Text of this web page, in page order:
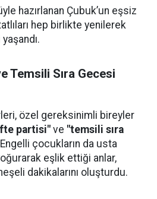
hazırlanan Çubuk’un eşsiz
hep birlikte yenilerek
Temsili Sıra Gecesi
özel gereksinimli bireyler
partisi" ve "temsili sıra
çocukların da usta
eşlik ettiği anlar,
dakikalarını oluşturdu.